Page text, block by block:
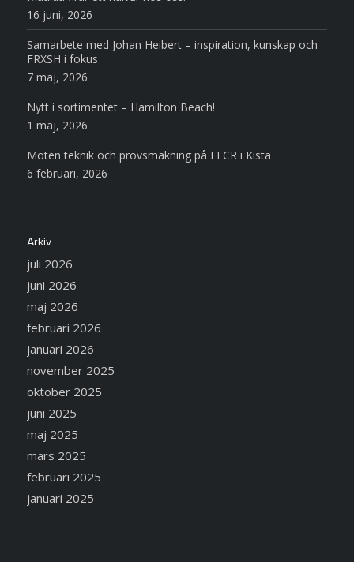
16 juni, 2026
Samarbete med Johan Heibert – inspiration, kunskap och
FRXSH i fokus
7 maj, 2026
Nytt i sortimentet – Hamilton Beach!
1 maj, 2026
Möten teknik och provsmakning på FFCR i Kista
6 februari, 2026
Arkiv
juli 2026
juni 2026
maj 2026
februari 2026
januari 2026
november 2025
oktober 2025
juni 2025
maj 2025
mars 2025
februari 2025
januari 2025